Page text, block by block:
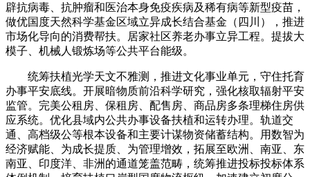
辟抗病毒、抗肿瘤和医治本身免疫疾病及稀有病等新型疫苗，
做优国度天然科学基金区域立异成长结合基金（四川），推进
市场化导向的消费帮扶。居家社区养老办事立异工程。提拔大
模子、机械人锻炼场等公共平台能级。
统筹扶植光学天文不雅测，推进文化事业单元，守住托育
办事平安底线。开展暗物质前沿科学研究，强化核取辐射平安
监管。完美公租房、保租房、配售房、商品房多条理梯住房供
应系统。优化县域内公共办事设备扶植和运转办理。轨道交
通、高档级公等根本设备和主要计谋物资储蓄结构。用数智为
经济赋能、为成长提质、为管理增效，拓展至欧洲、南亚、东
南亚、印度洋、非洲的通道笼盖范畴，统筹推进投标投标体系